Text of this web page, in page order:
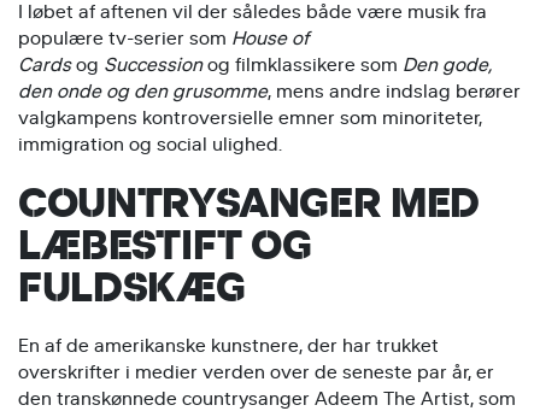
I løbet af aftenen vil der således både være musik fra
populære tv-serier som House of
Cardsog Successionog filmklassikere som Den gode,
den onde og den grusomme, mens andre indslag berører
valgkampens kontroversielle emner som minoriteter,
immigration og social ulighed.
COUNTRYSANGER MED
LÆBESTIFT OG
FULDSKÆG
En af de amerikanske kunstnere, der har trukket
overskrifter i medier verden over de seneste par år, er
den transkønnede countrysanger Adeem The Artist, som